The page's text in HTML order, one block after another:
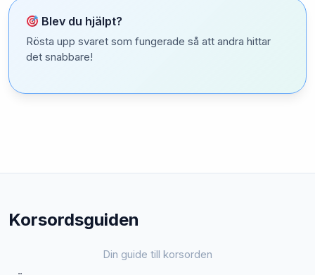
Blev du hjälpt?
Rösta upp svaret som fungerade så att andra hittar
det snabbare!
Korsordsguiden
Din guide till korsorden